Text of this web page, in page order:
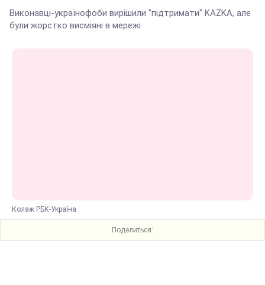
Виконавці-українофоби вирішили "підтримати" KAZKA, але
були жорстко висміяні в мережі
Колаж РБК-Україна
Поделиться: